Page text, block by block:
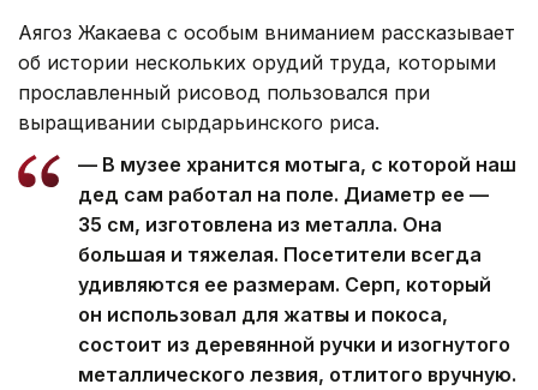
Аягоз Жакаева с особым вниманием рассказывает
об истории нескольких орудий труда, которыми
прославленный рисовод пользовался при
выращивании сырдарьинского риса.
— В музее хранится мотыга, с которой наш
дед сам работал на поле. Диаметр ее —
35 см, изготовлена из металла. Она
большая и тяжелая. Посетители всегда
удивляются ее размерам. Серп, который
он использовал для жатвы и покоса,
состоит из деревянной ручки и изогнутого
металлического лезвия, отлитого вручную.